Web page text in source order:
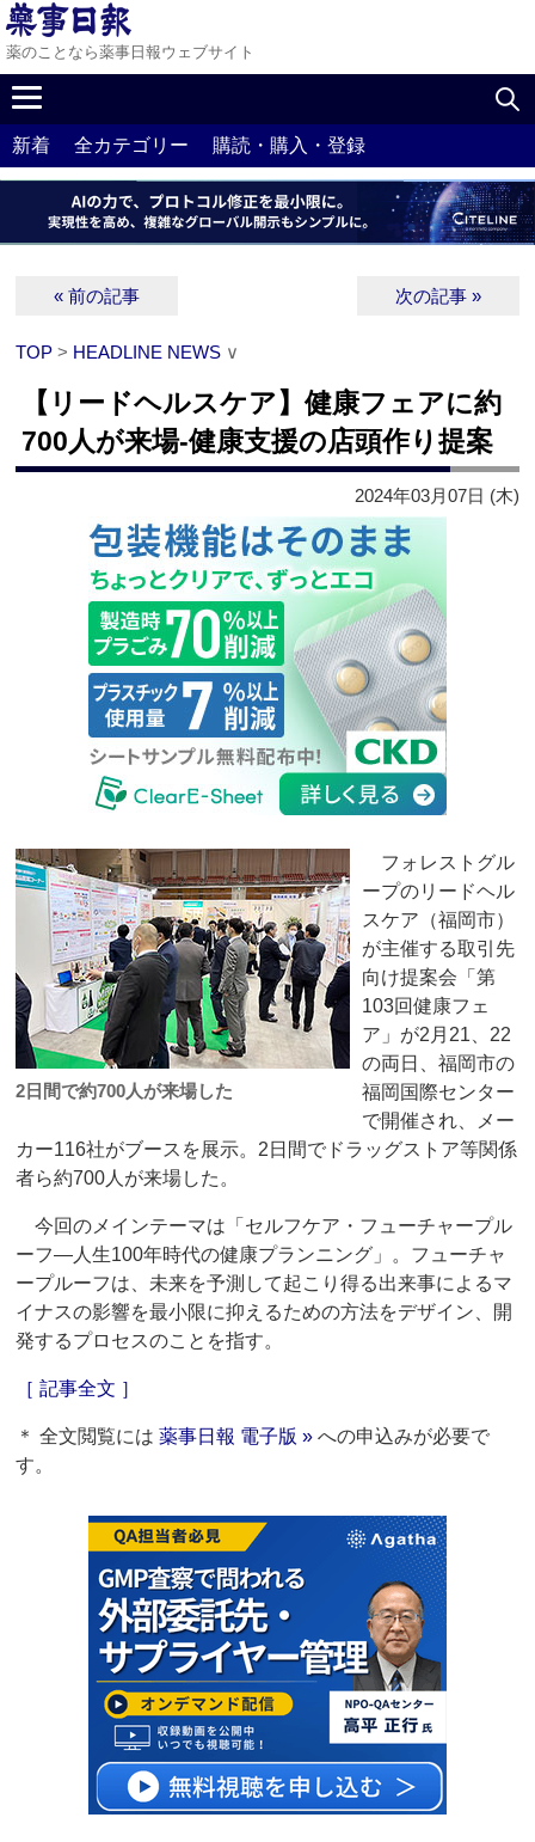
薬のことなら薬事日報ウェブサイト
新着 全カテゴリー 購読・購入・登録
« 前の記事 次の記事 »
TOP > HEADLINE NEWS ∨
【リードヘルスケア】健康フェアに約
700人が来場‐健康支援の店頭作り提案
2024年03月07日 (木)
2日間で約700人が来場した
フォレストグル
ープのリードヘル
スケア（福岡市）
が主催する取引先
向け提案会「第
103回健康フェ
ア」が2月21、22
の両日、福岡市の
福岡国際センター
で開催され、メー
カー116社がブースを展示。2日間でドラッグストア等関係
者ら約700人が来場した。
今回のメインテーマは「セルフケア・フューチャープル
ーフ―人生100年時代の健康プランニング」。フューチャ
ープルーフは、未来を予測して起こり得る出来事によるマ
イナスの影響を最小限に抑えるための方法をデザイン、開
発するプロセスのことを指す。
［ 記事全文 ］
＊ 全文閲覧には薬事日報 電子版 » への申込みが必要で
す。